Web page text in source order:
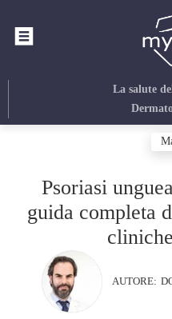
La salute
Psoriasi
guida completa
AUTORE: